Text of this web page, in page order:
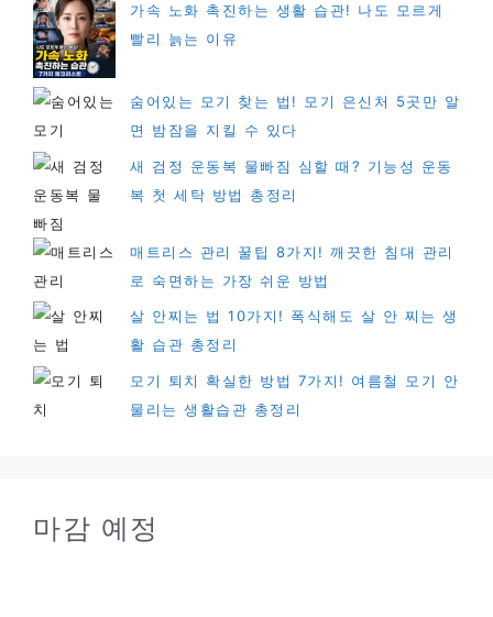
가속 노화 촉진하는 생활 습관! 나도 모르게
빨리 늙는 이유
숨어있는 모기 찾는 법! 모기 은신처 5곳만 알
면 밤잠을 지킬 수 있다
새 검정 운동복 물빠짐 심할 때? 기능성 운동
복 첫 세탁 방법 총정리
매트리스 관리 꿀팁 8가지! 깨끗한 침대 관리
로 숙면하는 가장 쉬운 방법
살 안찌는 법 10가지! 폭식해도 살 안 찌는 생
활 습관 총정리
모기 퇴치 확실한 방법 7가지! 여름철 모기 안
물리는 생활습관 총정리
마감 예정